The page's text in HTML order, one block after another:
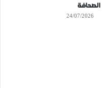
الصحافة
24/07/2026